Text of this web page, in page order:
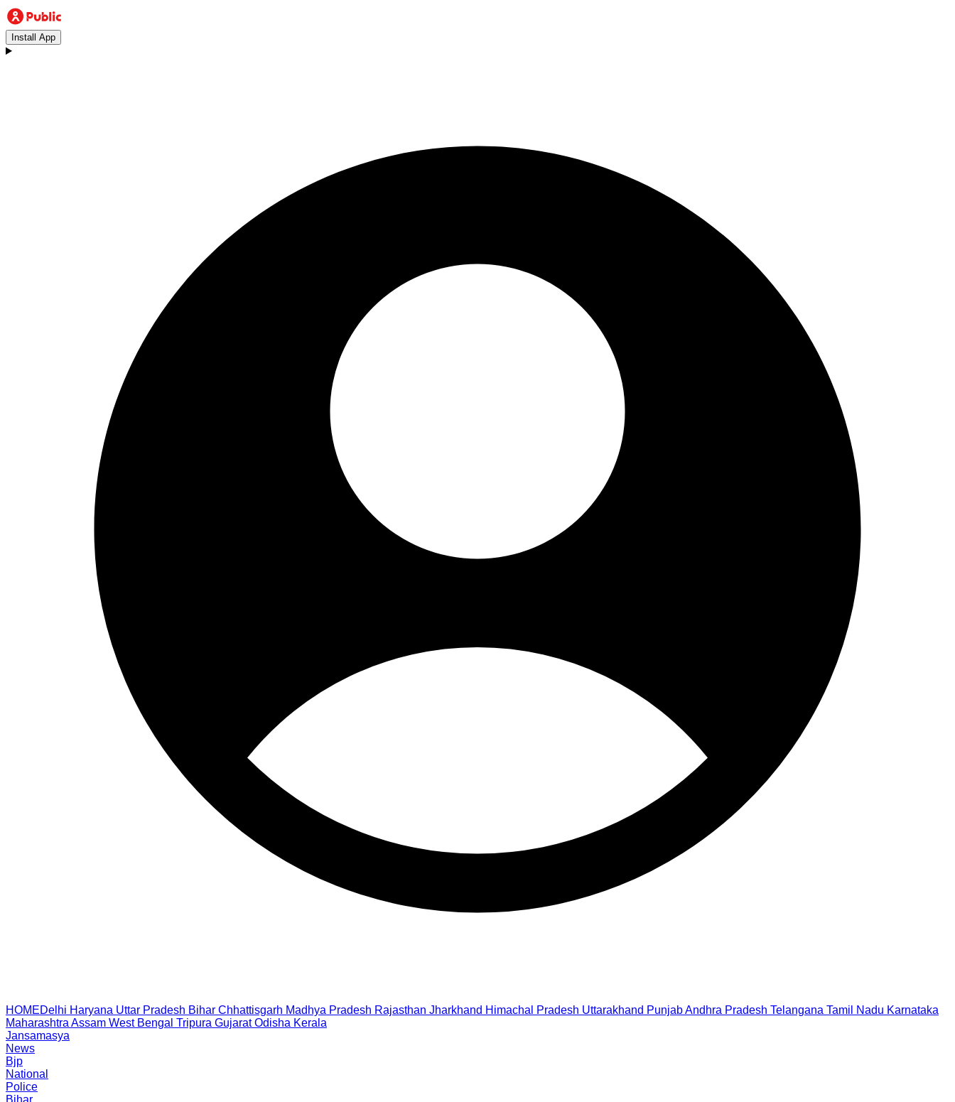
Install App
HOMEDelhi Haryana Uttar Pradesh Bihar Chhattisgarh Madhya Pradesh Rajasthan Jharkhand Himachal Pradesh Uttarakhand PunjabAndhra Pradesh Telangana Tamil Nadu Karnataka
Maharashtra Assam West Bengal Tripura Gujarat Odisha Kerala
Jansamasya
News
Bjp
National
Police
Bihar